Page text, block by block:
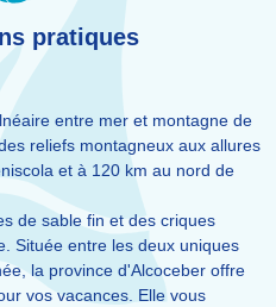
pratiques
entre mer et montagne de
reliefs montagneux aux allures
et à 120 km au nord de
de sable fin et des criques
Située entre les deux uniques
la province d'Alcoceber offre
vos vacances. Elle vous